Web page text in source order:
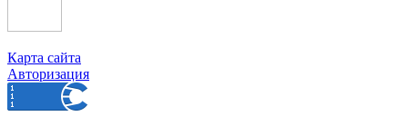
Карта сайта
Авторизация